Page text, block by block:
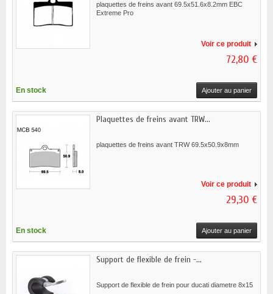
plaquettes de freins avant 69.5x51.6x8.2mm EBC
Extreme Pro
Voir ce produit
72,80 €
En stock Ajouter au panier
Plaquettes de freins avant TRW...
plaquettes de freins avant TRW 69.5x50.9x8mm
Voir ce produit
29,30 €
En stock Ajouter au panier
Support de flexible de frein -...
Support de flexible de frein pour ducati diametre 8x15